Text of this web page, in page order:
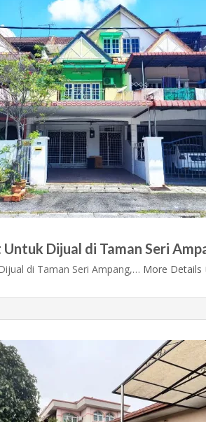
Dijual di Taman Seri
di Taman Seri Ampang,… More Details